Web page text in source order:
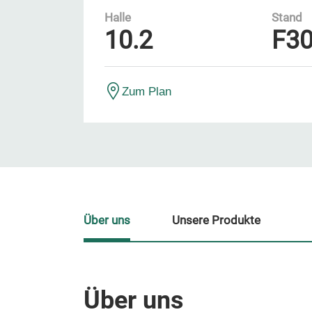
Halle
10.2
Stand
Zum Plan
Über uns
Über uns Unsere Produkte